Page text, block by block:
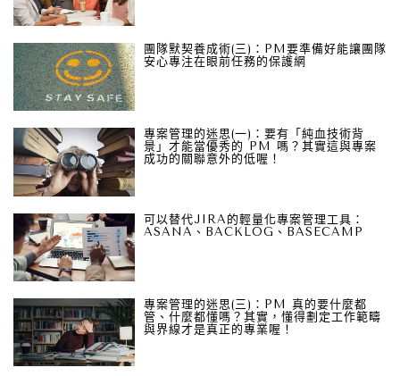
團隊默契養成術(三)：PM要準備好能讓團隊
安心專注在眼前任務的保護網
專案管理的迷思(一)：要有「純血技術背
景」才能當優秀的 PM 嗎？其實這與專案
成功的關聯意外的低喔！
可以替代JIRA的輕量化專案管理工具：
ASANA、BACKLOG、BASECAMP
專案管理的迷思(三)：PM 真的要什麼都
管、什麼都懂嗎？其實，懂得劃定工作範疇
與界線才是真正的專業喔！